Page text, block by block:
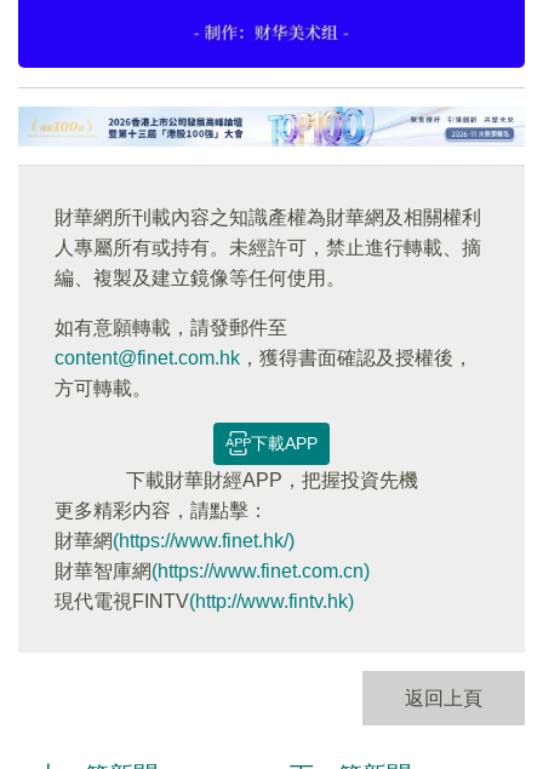
財華網所刊載內容之知識產權為財華網及相關權利
人專屬所有或持有。未經許可，禁止進行轉載、摘
編、複製及建立鏡像等任何使用。
如有意願轉載，請發郵件至
content@finet.com.hk ，獲得書面確認及授權後，
方可轉載。
下載APP
下載財華財經APP，把握投資先機
更多精彩内容，請點擊：
財華網(https://www.finet.hk/)
財華智庫網(https://www.finet.com.cn)
現代電視FINTV(http://www.fintv.hk)
返回上頁